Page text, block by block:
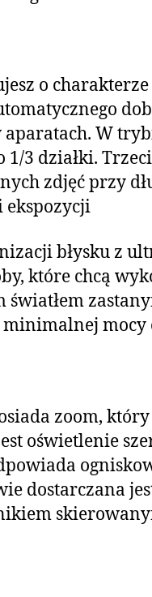
o
W
1/3 działki.
zdjęć przy
ekspozycji
błysku z
które chcą
mocy
zoom,
oświetlenie
dostarczana